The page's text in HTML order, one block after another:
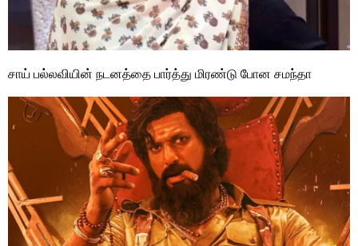
சாய் பல்லவியின் நடனத்தை பார்த்து மிரண்டு போன சமந்தா